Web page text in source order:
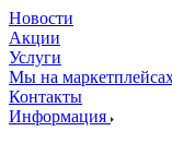
Новости
Акции
Услуги
Мы на
Контакты
Информация